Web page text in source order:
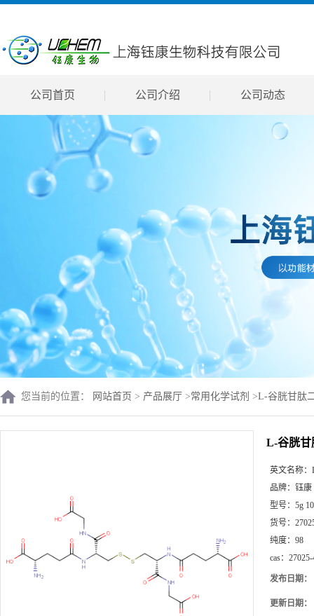
公司首页 公司介绍 公司动态
您当前的位置： 网站首页 > 产品展厅 >常用化学试剂 >L-谷胱甘肽
L-谷胱甘
英文名称：
品牌： 钰康
型号： 5g
货号：
纯度： 98
cas：
发布日期：
更新日期：